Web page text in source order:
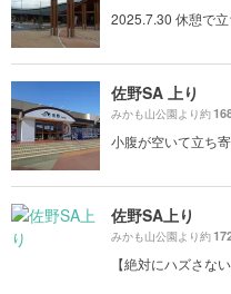
2025.7.30 休憩で立
佐野SA 上り
みかも山公園より約
小腹が空いて立ち寄
佐野SA上り
みかも山公園より約
【絶対にハズさな